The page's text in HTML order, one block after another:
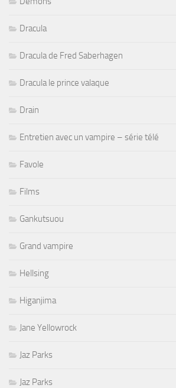
Dracula
Dracula de Fred Saberhagen
Dracula le prince valaque
Drain
Entretien avec un vampire – série télé
Favole
Films
Gankutsuou
Grand vampire
Hellsing
Higanjima
Jane Yellowrock
Jaz Parks
Jaz Parks